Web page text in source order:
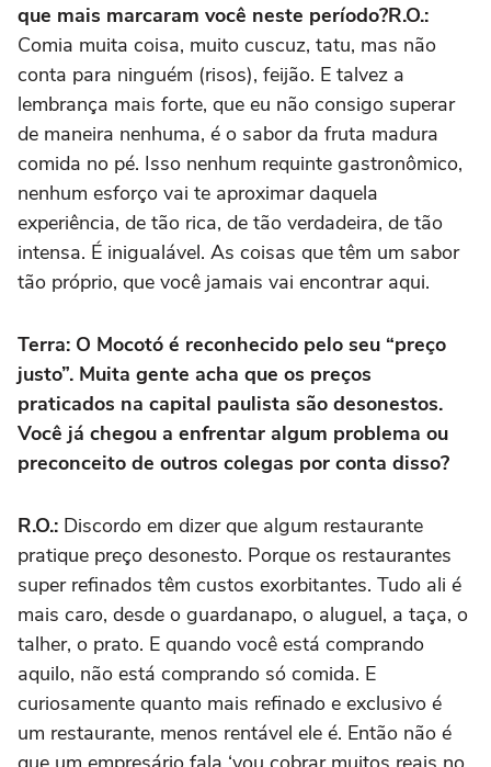
que mais marcaram você neste período?R.O.:
Comia muita coisa, muito cuscuz, tatu, mas não
conta para ninguém (risos), feijão. E talvez a
lembrança mais forte, que eu não consigo superar
de maneira nenhuma, é o sabor da fruta madura
comida no pé. Isso nenhum requinte gastronômico,
nenhum esforço vai te aproximar daquela
experiência, de tão rica, de tão verdadeira, de tão
intensa. É inigualável. As coisas que têm um sabor
tão próprio, que você jamais vai encontrar aqui.
Terra: O Mocotó é reconhecido pelo seu “preço
justo”. Muita gente acha que os preços
praticados na capital paulista são desonestos.
Você já chegou a enfrentar algum problema ou
preconceito de outros colegas por conta disso?
R.O.: Discordo em dizer que algum restaurante
pratique preço desonesto. Porque os restaurantes
super refinados têm custos exorbitantes. Tudo ali é
mais caro, desde o guardanapo, o aluguel, a taça, o
talher, o prato. E quando você está comprando
aquilo, não está comprando só comida. E
curiosamente quanto mais refinado e exclusivo é
um restaurante, menos rentável ele é. Então não é